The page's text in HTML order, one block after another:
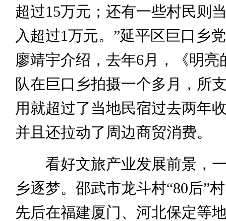
超过15万元；还有一些村民则
入超过1万元。”延平区巨口乡
廖靖宇介绍，去年6月，《明亮
队在巨口乡拍摄一个多月，所
用就超过了当地民宿过去两年
并且还拉动了周边商贸消费。
看好文旅产业发展前景，一
乡逐梦。邵武市龙斗村“80后”
先后在福建厦门、河北保定等